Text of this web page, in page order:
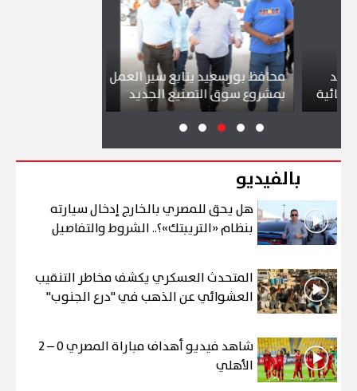
محافظ بورسعيد يتابع سير العمل
بمشروع سوق التصنيع الجديد
بالفيديو
هل يحق للمصري بالخارج إدخال سيارته
بنظام «التريبتك»؟.. الشروط والتفاصيل
المتحدث العسكري يكشف مخاطر التنقيب
العشوائي عن الذهب في "درع الجنوب"
شاهد فيديو أهداف مباراة المصري 0 – 2
الأهلي